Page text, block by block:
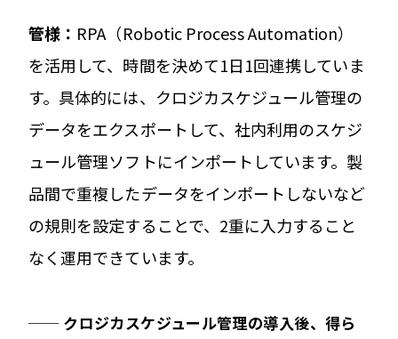
管様： RPA（Robotic Process Automation）
を活用して、時間を決めて1日1回連携していま
す。具体的には、クロジカスケジュール管理の
データをエクスポートして、社内利用のスケジ
ュール管理ソフトにインポートしています。製
品間で重複したデータをインポートしないなど
の規則を設定することで、2重に入力すること
なく運用できています。
── クロジカスケジュール管理の導入後、得ら